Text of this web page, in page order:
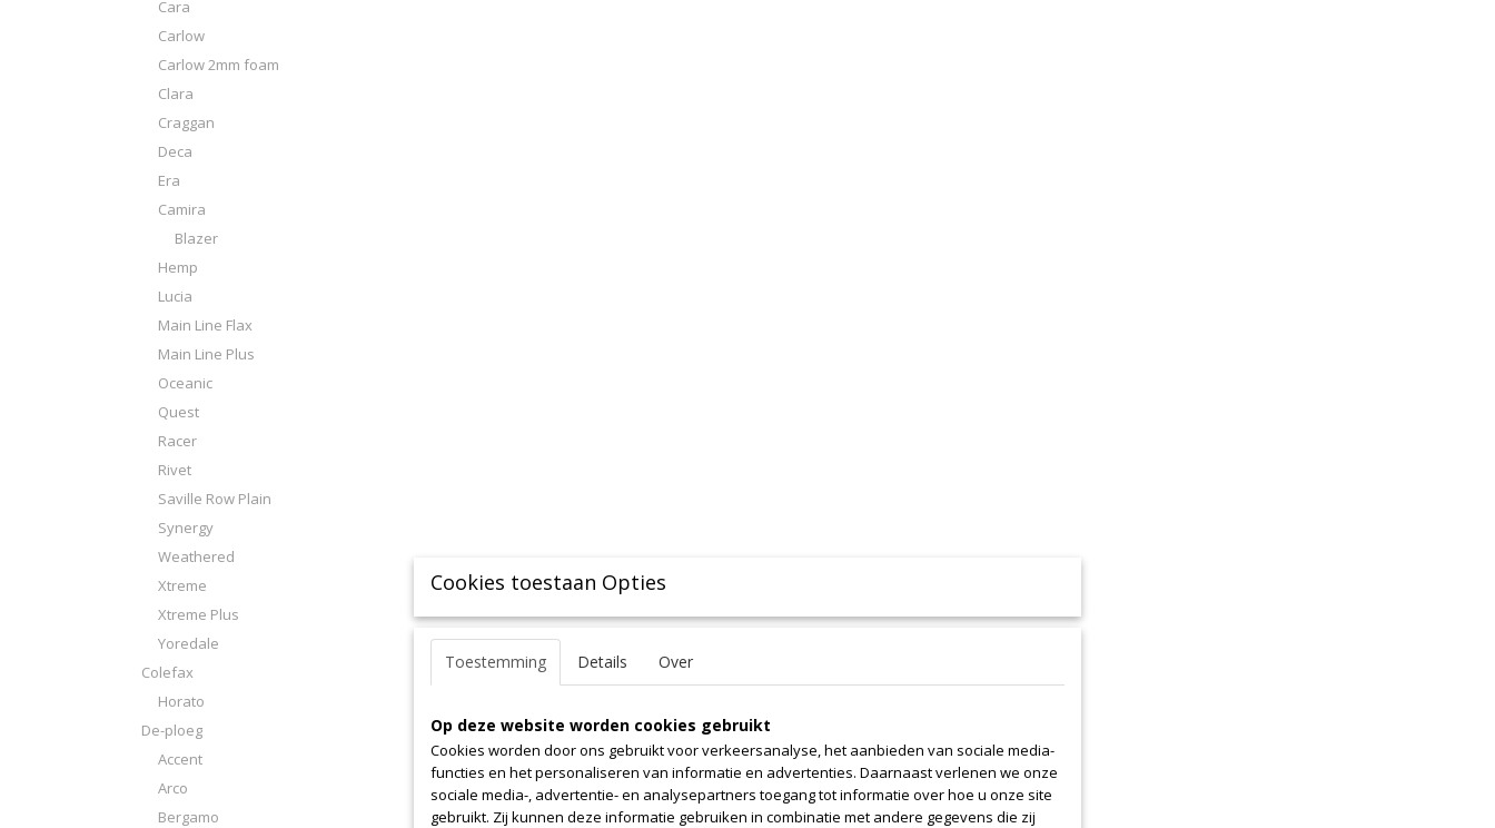
Cara
Carlow
Carlow 2mm foam
Clara
Craggan
Deca
Era
Camira
Blazer
Hemp
Lucia
Main Line Flax
Main Line Plus
Oceanic
Quest
Racer
Rivet
Saville Row Plain
Synergy
Weathered
Xtreme
Xtreme Plus
Yoredale
Colefax
Horato
De-ploeg
Accent
Arco
Bergamo
Cookies toestaan Opties
Toestemming Details Over
Op deze website worden cookies gebruikt
Cookies worden door ons gebruikt voor verkeersanalyse, het aanbieden van sociale media-
functies en het personaliseren van informatie en advertenties. Daarnaast verlenen we onze
sociale media-, advertentie- en analysepartners toegang tot informatie over hoe u onze site
gebruikt. Zij kunnen deze informatie gebruiken in combinatie met andere gegevens die zij